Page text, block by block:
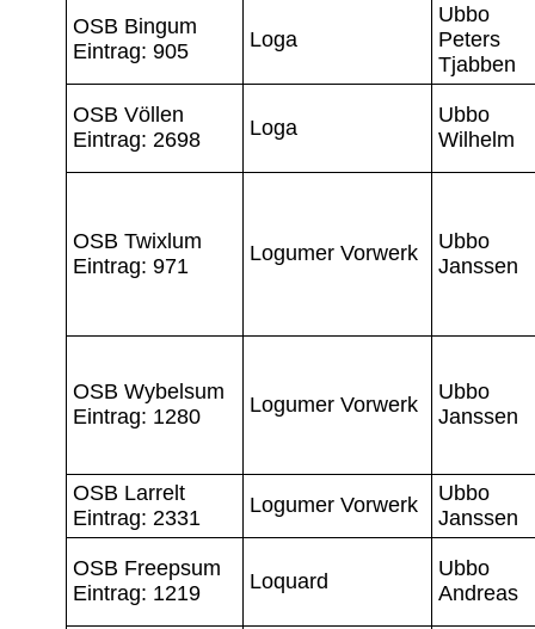
OSB Bingum
Eintrag: 905
Loga
Ubbo
Peters
Tjabben
OSB Völlen
Eintrag: 2698
Loga
Ubbo
Wilhelm
OSB Twixlum
Eintrag: 971
Logumer Vorwerk
Ubbo
Janssen
OSB Wybelsum
Eintrag: 1280
Logumer Vorwerk
Ubbo
Janssen
OSB Larrelt
Eintrag: 2331
Logumer Vorwerk
Ubbo
Janssen
OSB Freepsum
Eintrag: 1219
Loquard
Ubbo
Andreas